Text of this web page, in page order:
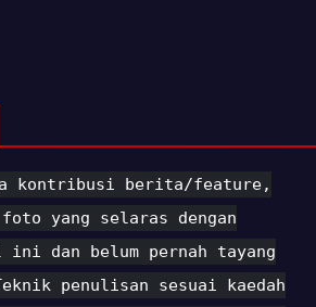
kontribusi berita/feature,
yang selaras dengan
dan belum pernah tayang
penulisan sesuai kaedah